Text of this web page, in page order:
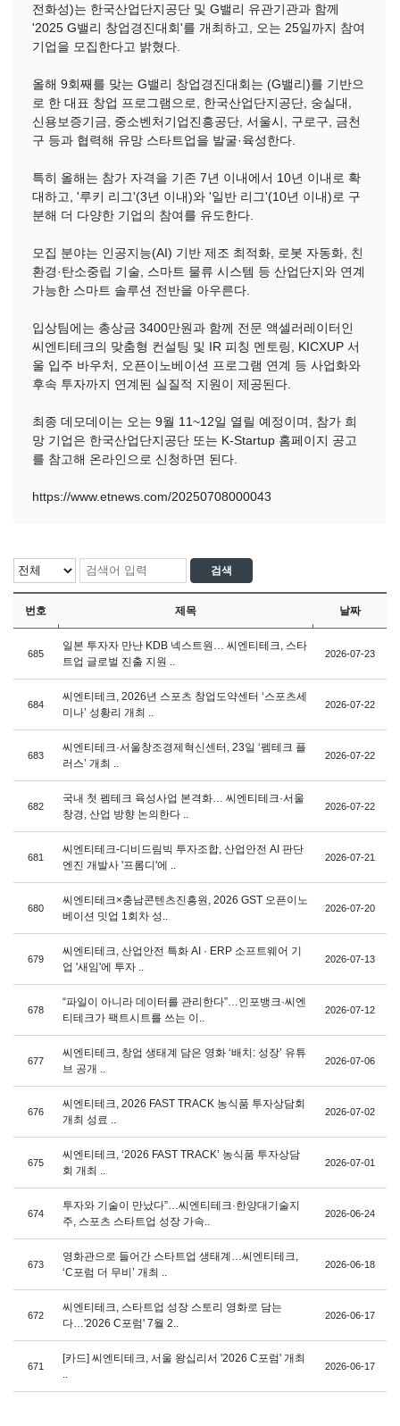
전화성)는 한국산업단지공단 및 G밸리 유관기관과 함께
'2025 G밸리 창업경진대회'를 개최하고, 오는 25일까지 참여
기업을 모집한다고 밝혔다.
올해 9회째를 맞는 G밸리 창업경진대회는 (G밸리)를 기반으
로 한 대표 창업 프로그램으로, 한국산업단지공단, 숭실대,
신용보증기금, 중소벤처기업진흥공단, 서울시, 구로구, 금천
구 등과 협력해 유망 스타트업을 발굴·육성한다.
특히 올해는 참가 자격을 기존 7년 이내에서 10년 이내로 확
대하고, '루키 리그'(3년 이내)와 '일반 리그'(10년 이내)로 구
분해 더 다양한 기업의 참여를 유도한다.
모집 분야는 인공지능(AI) 기반 제조 최적화, 로봇 자동화, 친
환경·탄소중립 기술, 스마트 물류 시스템 등 산업단지와 연계
가능한 스마트 솔루션 전반을 아우른다.
입상팀에는 총상금 3400만원과 함께 전문 액셀러레이터인
씨엔티테크의 맞춤형 컨설팅 및 IR 피칭 멘토링, KICXUP 서
울 입주 바우처, 오픈이노베이션 프로그램 연계 등 사업화와
후속 투자까지 연계된 실질적 지원이 제공된다.
최종 데모데이는 오는 9월 11~12일 열릴 예정이며, 참가 희
망 기업은 한국산업단지공단 또는 K-Startup 홈페이지 공고
를 참고해 온라인으로 신청하면 된다.
https://www.etnews.com/20250708000043
번호 제목 날짜
685
일본 투자자 만난 KDB 넥스트원… 씨엔티테크, 스타
트업 글로벌 진출 지원 ..
2026-07-23
684
씨엔티테크, 2026년 스포츠 창업도약센터 ‘스포츠세
미나’ 성황리 개최 ..
2026-07-22
683
씨엔티테크·서울창조경제혁신센터, 23일 ‘펨테크 플
러스’ 개최 ..
2026-07-22
682
국내 첫 펨테크 육성사업 본격화… 씨엔티테크·서울
창경, 산업 방향 논의한다 ..
2026-07-22
681
씨엔티테크-디비드림빅 투자조합, 산업안전 AI 판단
엔진 개발사 '프롬디'에 ..
2026-07-21
680
씨엔티테크×충남콘텐츠진흥원, 2026 GST 오픈이노
베이션 밋업 1회차 성..
2026-07-20
679
씨엔티테크, 산업안전 특화 AI · ERP 소프트웨어 기
업 '새임'에 투자 ..
2026-07-13
678
“파일이 아니라 데이터를 관리한다”…인포뱅크·씨엔
티테크가 팩트시트를 쓰는 이..
2026-07-12
677
씨엔티테크, 창업 생태계 담은 영화 ‘배치: 성장’ 유튜
브 공개 ..
2026-07-06
676
씨엔티테크, 2026 FAST TRACK 농식품 투자상담회
개최 성료 ..
2026-07-02
675
씨엔티테크, ‘2026 FAST TRACK’ 농식품 투자상담
회 개최 ..
2026-07-01
674
투자와 기술이 만났다”…씨엔티테크·한양대기술지
주, 스포츠 스타트업 성장 가속..
2026-06-24
673
영화관으로 들어간 스타트업 생태계…씨엔티테크,
‘C포럼 더 무비’ 개최 ..
2026-06-18
672
씨엔티테크, 스타트업 성장 스토리 영화로 담는
다…'2026 C포럼' 7월 2..
2026-06-17
671
[카드] 씨엔티테크, 서울 왕십리서 '2026 C포럼' 개최
..
2026-06-17